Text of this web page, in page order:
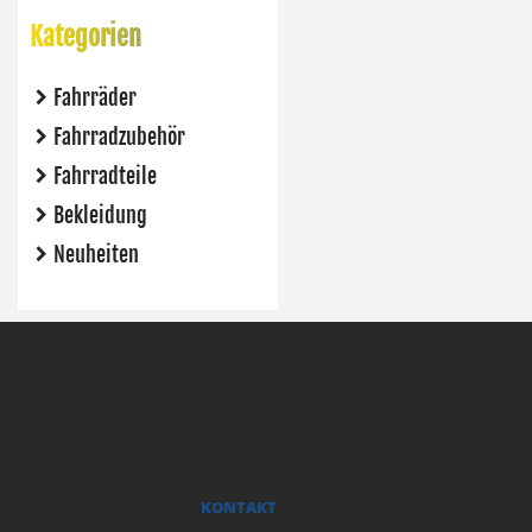
Kategorien
Fahrräder
Fahrradzubehör
Fahrradteile
Bekleidung
Neuheiten
KONTAKT